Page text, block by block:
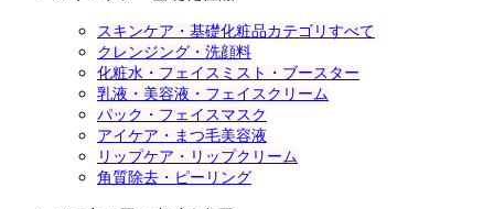
スキンケア・基礎化粧品カテゴリすべて
クレンジング・洗顔料
化粧水・フェイスミスト・ブースター
乳液・美容液・フェイスクリーム
パック・フェイスマスク
アイケア・まつ毛美容液
リップケア・リップクリーム
角質除去・ピーリング